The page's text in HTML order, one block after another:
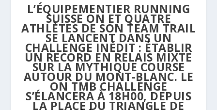
L’ÉQUIPEMENTIER RUNNING
SUISSE ON ET QUATRE
ATHLÈTES DE SON TEAM TRAIL
SE LANCENT DANS UN
CHALLENGE INÉDIT : ÉTABLIR
UN RECORD EN RELAIS MIXTE
SUR LA MYTHIQUE COURSE
AUTOUR DU MONT-BLANC. LE
ON TMB CHALLENGE
S’ÉLANCERA À 18H00, DEPUIS
LA PLACE DU TRIANGLE DE